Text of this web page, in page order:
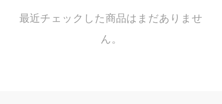
最近チェックした商品はまだありませ
ん。